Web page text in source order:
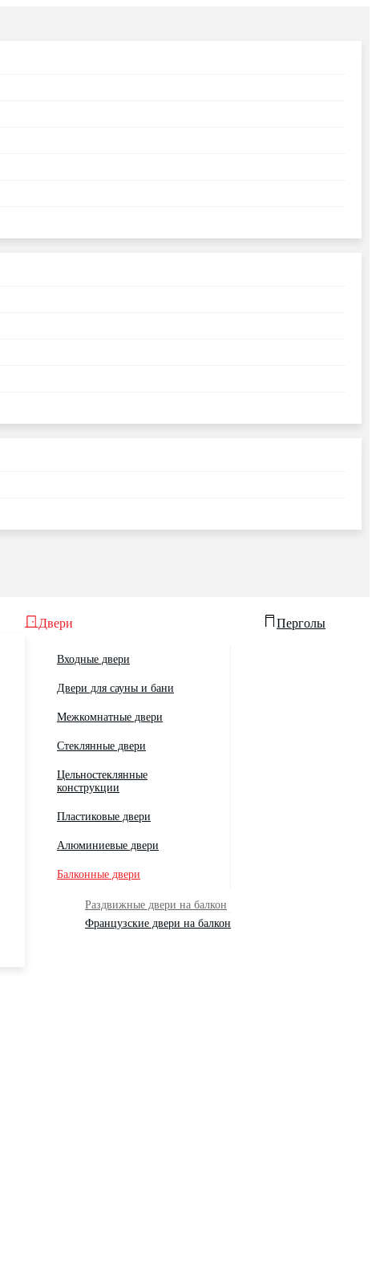
Двери
Входные двери
Двери для сауны и бани
Межкомнатные двери
Стеклянные двери
Цельностеклянные
конструкции
Пластиковые двери
Алюминиевые двери
Балконные двери
Раздвижные двери на балкон
Французские двери на балкон
Перголы